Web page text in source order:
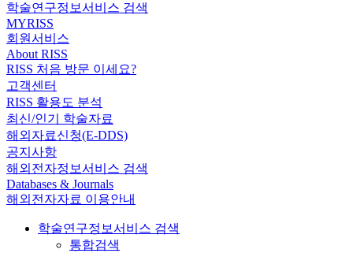
학술연구정보서비스 검색
MYRISS
회원서비스
About RISS
RISS 처음 방문 이세요?
고객센터
RISS 활용도 분석
최신/인기 학술자료
해외자료신청(E-DDS)
공지사항
해외전자정보서비스 검색
Databases & Journals
해외전자자료 이용안내
학술연구정보서비스 검색
통합검색